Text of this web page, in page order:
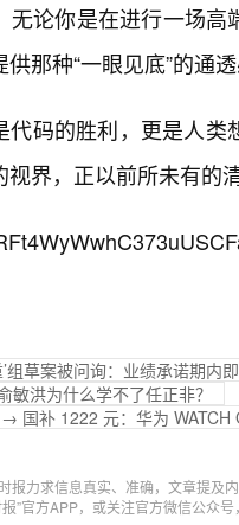
无论你是在进行一场
那种“一眼见底”的通
代码的胜利，更是人
视界，正以前所未有的
’组草案被问询：业绩承诺期
敏洪为什么学不了任正非？
国补 1222 元：华为 WATCH
报力求信息真实、准确，文章提及
”官方APP，或关注官方微信公众